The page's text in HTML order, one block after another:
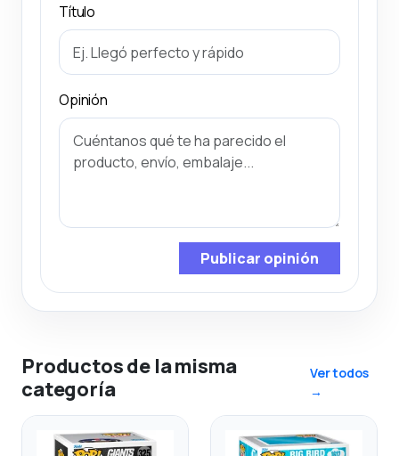
Título
Opinión
Publicar opinión
Productos de la misma
categoría
Ver todos
→